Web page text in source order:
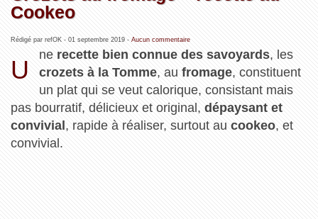
Cookeo
Rédigé par refOK - 01 septembre 2019- Aucun commentaire
U
ne recette bien connue des savoyards, les
crozets à la Tomme, aufromage, constituent
un plat qui se veut calorique, consistant mais
pas bourratif, délicieux et original, dépaysant et
convivial, rapide à réaliser, surtout au cookeo, et
convivial.